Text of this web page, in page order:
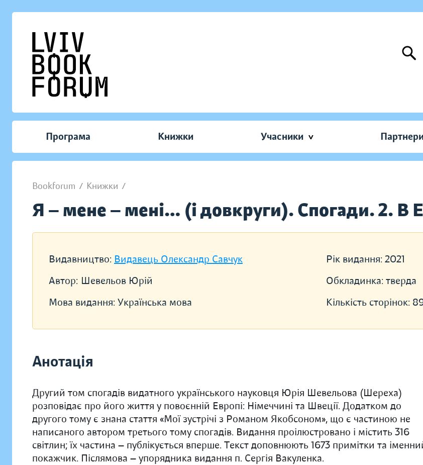
Програма Книжки Учасники
Bookforum / Книжки /
Я — мене — мені… (і довкруги). Спогади. 2. В
Видавництво: Видавець Олександр Савчук
Автор: Шевельов Юрій
Мова видання: Українська мова
Рік видання: 2021
Обкладинка: тверда
Кількість сторінок:
Анотація
Другий том спогадів видатного українського науковця Юрія Шевельова (Шереха)
розповідає про його життя у повоєнній Европі: Німеччині та Швеції. Додатком до
другого тому є знана стаття «Мої зустрічі з Романом Якобсоном», що є частиною не
написаного автором третього тому спогадів. Видання проілюстровано і містить 316
світлин; їх частина — публікується вперше. Текст доповнюють 1673 примітки та
покажчик. Післямова — упорядника видання п. Сергія Вакуленка.